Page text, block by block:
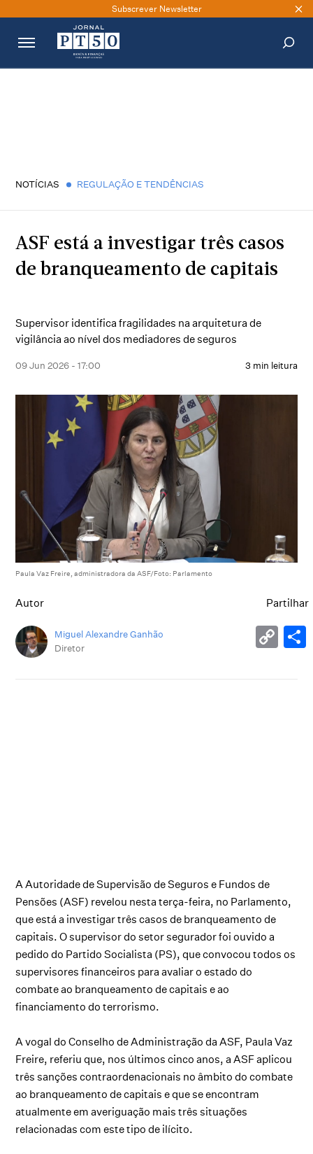
Subscrever Newsletter
NOTÍCIAS REGULAÇÃO E TENDÊNCIAS
ASF está a investigar três casos
de branqueamento de capitais
Supervisor identifica fragilidades na arquitetura de
vigilância ao nível dos mediadores de seguros
09 Jun 2026 - 17:00 3 min leitura
Paula Vaz Freire, administradora da ASF/Foto: Parlamento
Autor
Miguel Alexandre Ganhão
Diretor
Partilhar
A Autoridade de Supervisão de Seguros e Fundos de
Pensões (ASF) revelou nesta terça-feira, no Parlamento,
que está a investigar três casos de branqueamento de
capitais. O supervisor do setor segurador foi ouvido a
pedido do Partido Socialista (PS), que convocou todos os
supervisores financeiros para avaliar o estado do
combate ao branqueamento de capitais e ao
financiamento do terrorismo.
A vogal do Conselho de Administração da ASF, Paula Vaz
Freire, referiu que, nos últimos cinco anos, a ASF aplicou
três sanções contraordenacionais no âmbito do combate
ao branqueamento de capitais e que se encontram
atualmente em averiguação mais três situações
relacionadas com este tipo de ilícito.